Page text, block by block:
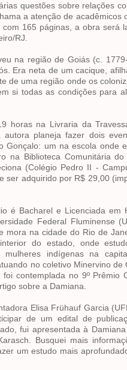
questões sobre relações
a atenção de acadêmicos
165 páginas, a obra será
RJ.
na região de Goiás (c. 1779-
Era neta de um cacique,
de uma região onde os
si todas as condições para
horas na Livraria da
planeja fazer dois
Gonçalo: um na escola onde
na Biblioteca Comunitária do
(Colégio Pedro II -
ser adquirido por R$ 29,00
é Bacharel e Licenciada em
Federal Fluminense
mora na cidade do Rio de
do estado, onde
mulheres indígenas na
no coletivo Minervino
contemplada no 9º Prêmio
sobre a Damiana.
Elisa Frühauf Garcia
de um edital de
fui apresentada à
Busquei mais
um estudo mais